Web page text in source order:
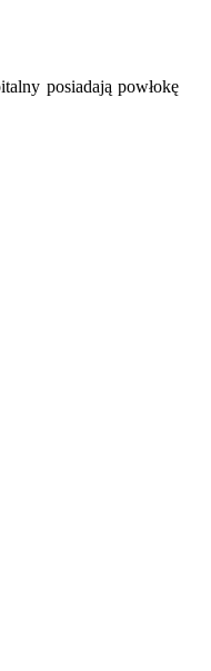
posiadają powłokę